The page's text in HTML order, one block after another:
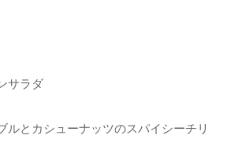
サラダ
ルとカシューナッツのスパイシーチリ